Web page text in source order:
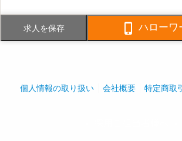
事業内容
建物管理・清掃業、
店、不動産業
求人を保存  ハローワ
個人情報の取り扱い 会社概要 特定商取